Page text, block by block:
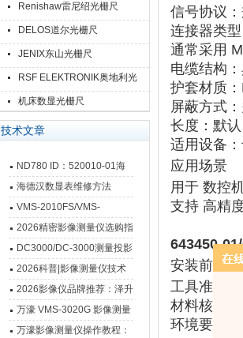
Renishaw雷尼绍光栅尺
DELOS道尔光栅尺
JENIX东山光栅尺
RSF ELEKTRONIK奥地利光
栅尺
机床数显光栅尺
技术文章
ND780 ID：520010-01海
德汉数显表故障维修内容
海德汉数显表维修方法
VMS-2010FS/VMS-
3020FS/VMS-4030FS手动
影像测量仪技术参数
2026精密影像测量仪选购指
南 靠谱品牌一站式选型推荐
DC3000/DC-3000测量投影
仪万濠数据处理器数显表故
障维修方法
2026科普|影像测量仪技术
原理、分类及选型应用
2026影像仪品牌推荐：泽升
影像测量仪选型指南
万濠 VMS-3020G 影像测量
仪技术规格与应用解析
万濠影像测量仪操作教程：
信号协议
连接器类型
通常采用 ‌
电缆结构
护套材质 ‌：‌
屏蔽方式 ‌：‌
长度 ‌：默认 ‌
适用设备
应用场景
用于 ‌ 数控
支持 ‌ 高精
643450-
安装前准备
工具准备
材料核对
环境要求